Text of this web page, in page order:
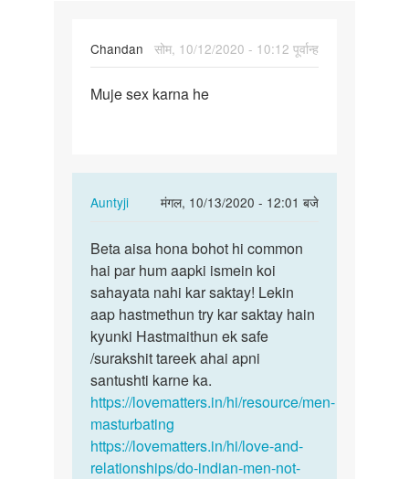
Chandan
सोम, 10/12/2020 - 10:12 पूर्वान्ह
Muje
Muje sex karna he
Auntyji
मंगल, 10/13/2020 - 12:01 बजे
In
to
Muje
sex
karna
he
by
Chandan
Beta
aisa
hona
bohot
hi…
Beta aisa hona bohot hi common
hai par hum aapki ismein koi
sahayata nahi kar saktay! Lekin
aap hastmethun try kar saktay hain
kyunki Hastmaithun ek safe
/surakshit tareek ahai apni
santushti karne ka.
https://lovematters.in/hi/resource/men-
masturbating
https://lovematters.in/hi/love-and-
relationships/do-indian-men-not-